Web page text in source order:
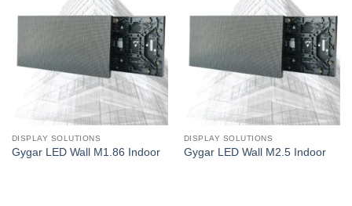
DISPLAY SOLUTIONS
Gygar LED Wall M1.86 Indoor
DISPLAY SOLUTIONS
Gygar LED Wall M2.5 Indoor